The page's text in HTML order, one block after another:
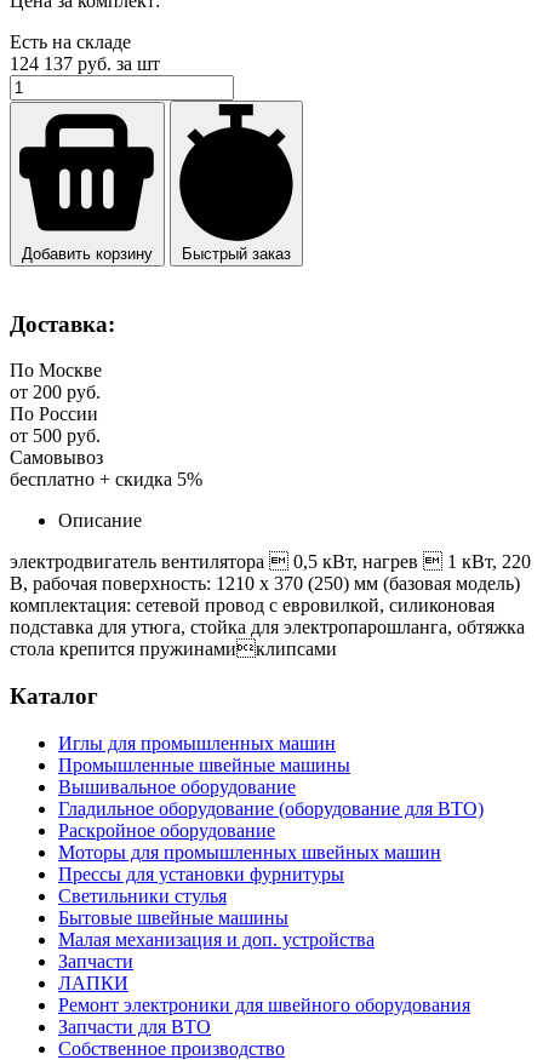
Есть на складе
124 137 руб. за шт
Добавить корзину Быстрый заказ
Доставка:
По Москве
от 200 руб.
По России
от 500 руб.
Самовывоз
бесплатно + скидка 5%
Описание
электродвигатель вентилятора  0,5 кВт, нагрев  1 кВт, 220
В, рабочая поверхность: 1210 х 370 (250) мм (базовая модель)
комплектация: сетевой провод с евровилкой, силиконовая
подставка для утюга, стойка для электропарошланга, обтяжка
стола крепится пружинамиклипсами
Каталог
Иглы для промышленных машин
Промышленные швейные машины
Вышивальное оборудование
Гладильное оборудование (оборудование для ВТО)
Раскройное оборудование
Моторы для промышленных швейных машин
Прессы для установки фурнитуры
Светильники стулья
Бытовые швейные машины
Малая механизация и доп. устройства
Запчасти
ЛАПКИ
Ремонт электроники для швейного оборудования
Запчасти для ВТО
Собственное производство